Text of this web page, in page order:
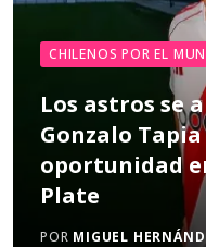
CHILENOS POR EL
Los astros se
Gonzalo
oportunidad
Plate
POR MIGUEL